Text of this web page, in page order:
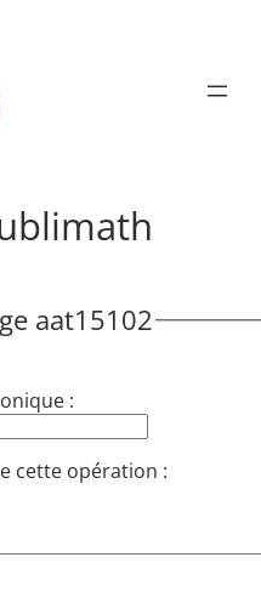
aat15102
:
cette opération :